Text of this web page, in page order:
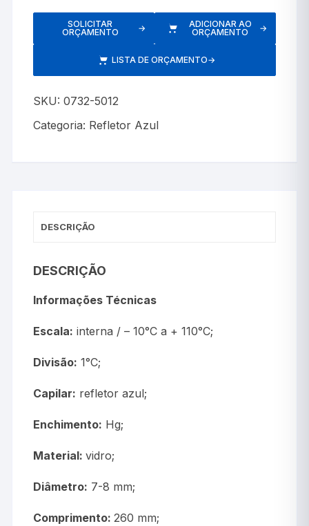
SOLICITAR
ORÇAMENTO
→
ADICIONAR AO
ORÇAMENTO
→
LISTA DE ORÇAMENTO→
SKU:0732-5012
Categoria: Refletor Azul
DESCRIÇÃO
DESCRIÇÃO
Informações Técnicas
Escala: interna / – 10°C a + 110°C;
Divisão: 1°C;
Capilar: refletor azul;
Enchimento: Hg;
Material:vidro;
Diâmetro: 7-8 mm;
Comprimento:260 mm;